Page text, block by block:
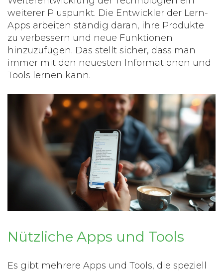
weiterer Pluspunkt. Die Entwickler der Lern-
Apps arbeiten ständig daran, ihre Produkte
zu verbessern und neue Funktionen
hinzuzufügen. Das stellt sicher, dass man
immer mit den neuesten Informationen und
Tools lernen kann.
Nützliche Apps und Tools
Es gibt mehrere Apps und Tools, die speziell